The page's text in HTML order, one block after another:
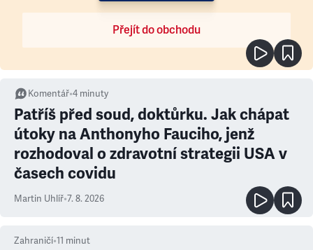
Přejít do obchodu
Komentář•4 minuty
Patříš před soud, doktůrku. Jak chápat
útoky na Anthonyho Fauciho, jenž
rozhodoval o zdravotní strategii USA v
časech covidu
Martin Uhlíř•7. 8. 2026
Zahraničí•11 minut